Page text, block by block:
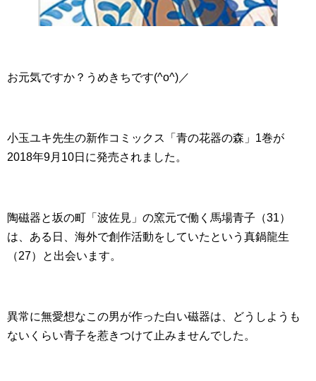
お元気ですか？うめきちです(^o^)／
小玉ユキ先生の新作コミックス「青の花器の森」1巻が
2018年9月10日に発売されました。
陶磁器と坂の町「波佐見」の窯元で働く馬場青子（31）
は、ある日、海外で創作活動をしていたという真鍋龍生
（27）と出会います。
異常に無愛想なこの男が作った白い磁器は、どうしようも
ないくらい青子を惹きつけて止みませんでした。